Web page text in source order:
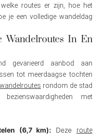
routes er zijn, hoe het
je een volledige wandeldag
Wandelroutes In En
gevarieerd aanbod aan
tot meerdaagse tochten
rondom de stad
met
(6,7 km): Deze
route